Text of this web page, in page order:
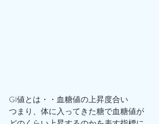
GI値とは・・血糖値の上昇度合い
つまり、体に入ってきた糖で血糖値が